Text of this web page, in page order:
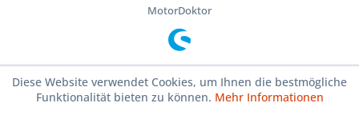
MotorDoktor
Diese Website verwendet Cookies, um Ihnen die bestmögliche
Funktionalität bieten zu können. Mehr Informationen